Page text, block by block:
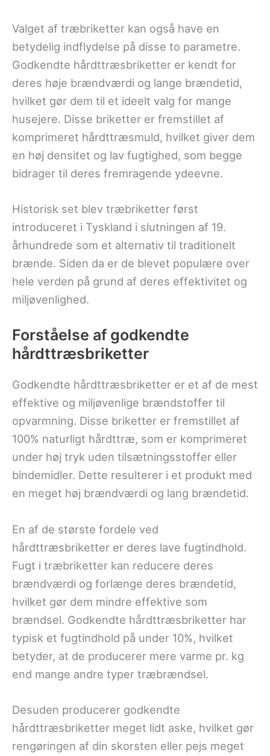
Valget af træbriketter kan også have en
betydelig indflydelse på disse to parametre.
Godkendte hårdttræsbriketter er kendt for
deres høje brændværdi og lange brændetid,
hvilket gør dem til et ideelt valg for mange
husejere. Disse briketter er fremstillet af
komprimeret hårdttræsmuld, hvilket giver dem
en høj densitet og lav fugtighed, som begge
bidrager til deres fremragende ydeevne.
Historisk set blev træbriketter først
introduceret i Tyskland i slutningen af 19.
århundrede som et alternativ til traditionelt
brænde. Siden da er de blevet populære over
hele verden på grund af deres effektivitet og
miljøvenlighed.
Forståelse af godkendte
hårdttræsbriketter
Godkendte hårdttræsbriketter er et af de mest
effektive og miljøvenlige brændstoffer til
opvarmning. Disse briketter er fremstillet af
100% naturligt hårdttræ, som er komprimeret
under høj tryk uden tilsætningsstoffer eller
bindemidler. Dette resulterer i et produkt med
en meget høj brændværdi og lang brændetid.
En af de største fordele ved
hårdttræsbriketter er deres lave fugtindhold.
Fugt i træbriketter kan reducere deres
brændværdi og forlænge deres brændetid,
hvilket gør dem mindre effektive som
brændsel. Godkendte hårdttræsbriketter har
typisk et fugtindhold på under 10%, hvilket
betyder, at de producerer mere varme pr. kg
end mange andre typer træbrændsel.
Desuden producerer godkendte
hårdttræsbriketter meget lidt aske, hvilket gør
rengøringen af din skorsten eller pejs meget